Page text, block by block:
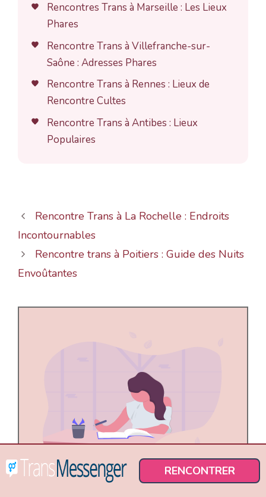
RENCONTRER
Rencontres Trans à Marseille : Les Lieux
Phares
Rencontre Trans à Villefranche-sur-
Saône : Adresses Phares
Rencontre Trans à Rennes : Lieux de
Rencontre Cultes
Rencontre Trans à Antibes : Lieux
Populaires
Rencontre Trans à La Rochelle : Endroits
Incontournables
Rencontre trans à Poitiers : Guide des Nuits
Envoûtantes